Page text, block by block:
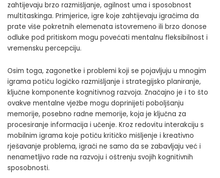
zahtijevaju brzo razmišljanje, agilnost uma i sposobnost
multitaskinga. Primjerice, igre koje zahtijevaju igračima da
prate više pokretnih elemenata istovremeno ili brzo donose
odluke pod pritiskom mogu povećati mentalnu fleksibilnost i
vremensku percepciju.
Osim toga, zagonetke i problemi koji se pojavljuju u mnogim
igrama potiču logičko razmišljanje i strategijsko planiranje,
ključne komponente kognitivnog razvoja. Značajno je i to što
ovakve mentalne vježbe mogu doprinijeti poboljšanju
memorije, posebno radne memorije, koja je ključna za
procesiranje informacija i učenje. Kroz redovitu interakciju s
mobilnim igrama koje potiču kritičko mišljenje i kreativno
rješavanje problema, igrači ne samo da se zabavljaju već i
nenametljivo rade na razvoju i oštrenju svojih kognitivnih
sposobnosti.